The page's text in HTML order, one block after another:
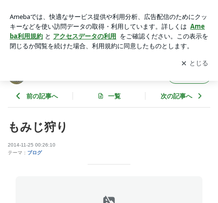
アプリをダウンロードして ブログの更新通知
を受け取りまし
ょう。
開く
前の記事へ 一覧 次の記事へ
もみじ狩り
2014-11-25 00:26:10
テーマ： ブログ